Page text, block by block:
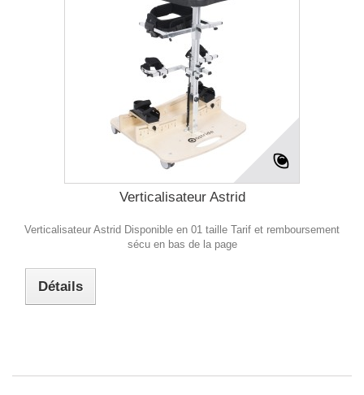
Verticalisateur Astrid
Verticalisateur Astrid Disponible en 01 taille Tarif et remboursement
sécu en bas de la page
Détails